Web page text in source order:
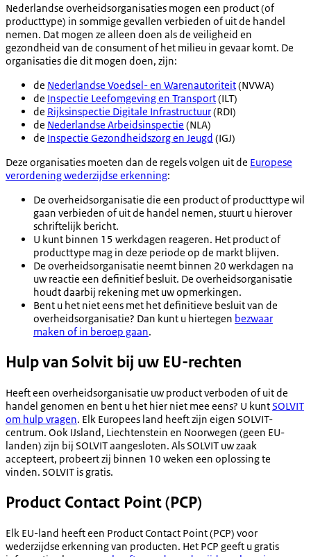
Nederlandse overheidsorganisaties mogen een product (of
producttype) in sommige gevallen verbieden of uit de handel
nemen. Dat mogen ze alleen doen als de veiligheid en
gezondheid van de consument of het milieu in gevaar komt. De
organisaties die dit mogen doen, zijn:
de Nederlandse Voedsel- en Warenautoriteit(NVWA)
de Inspectie Leefomgeving en Transport(ILT)
de Rijksinspectie Digitale Infrastructuur(RDI)
de Nederlandse Arbeidsinspectie (NLA)
de Inspectie Gezondheidszorg en Jeugd (IGJ)
Deze organisaties moeten dan de regels volgen uit de Europese
verordening wederzijdse erkenning:
De overheidsorganisatie die een product of producttype wil
gaan verbieden of uit de handel nemen, stuurt u hierover
schriftelijk bericht.
U kunt binnen 15 werkdagen reageren. Het product of
producttype mag in deze periode op de markt blijven.
De overheidsorganisatie neemt binnen 20 werkdagen na
uw reactie een definitief besluit. De overheidsorganisatie
houdt daarbij rekening met uw opmerkingen.
Bent u het niet eens met het definitieve besluit van de
overheidsorganisatie? Dan kunt u hiertegen bezwaar
maken of in beroep gaan.
Hulp van Solvit bij uw EU-rechten
Heeft een overheidsorganisatie uw product verboden of uit de
handel genomen en bent u het hier niet mee eens? U kunt SOLVIT
om hulp vragen. Elk Europees land heeft zijn eigen SOLVIT-
centrum. Ook IJsland, Liechtenstein en Noorwegen (geen EU-
landen) zijn bij SOLVIT aangesloten. Als SOLVIT uw zaak
accepteert, probeert zij binnen 10 weken een oplossing te
vinden. SOLVIT is gratis.
Product Contact Point (PCP)
Elk EU-land heeft een Product Contact Point (PCP) voor
wederzijdse erkenning van producten. Het PCP geeft u gratis